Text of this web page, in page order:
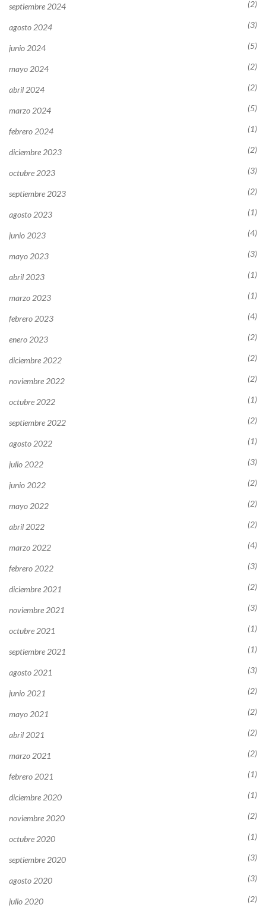
septiembre 2024 (2)
agosto 2024 (3)
junio 2024 (5)
mayo 2024 (2)
abril 2024 (2)
marzo 2024 (5)
febrero 2024 (1)
diciembre 2023 (2)
octubre 2023 (3)
septiembre 2023 (2)
agosto 2023 (1)
junio 2023 (4)
mayo 2023 (3)
abril 2023 (1)
marzo 2023 (1)
febrero 2023 (4)
enero 2023 (2)
diciembre 2022 (2)
noviembre 2022 (2)
octubre 2022 (1)
septiembre 2022 (2)
agosto 2022 (1)
julio 2022 (3)
junio 2022 (2)
mayo 2022 (2)
abril 2022 (2)
marzo 2022 (4)
febrero 2022 (3)
diciembre 2021 (2)
noviembre 2021 (3)
octubre 2021 (1)
septiembre 2021 (1)
agosto 2021 (3)
junio 2021 (2)
mayo 2021 (2)
abril 2021 (2)
marzo 2021 (2)
febrero 2021 (1)
diciembre 2020 (1)
noviembre 2020 (2)
octubre 2020 (1)
septiembre 2020 (3)
agosto 2020 (3)
julio 2020 (2)